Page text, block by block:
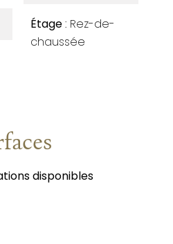
Étage Rez-de-
chaussée
disponibles